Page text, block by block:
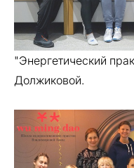
"Энергетический
Должиковой.